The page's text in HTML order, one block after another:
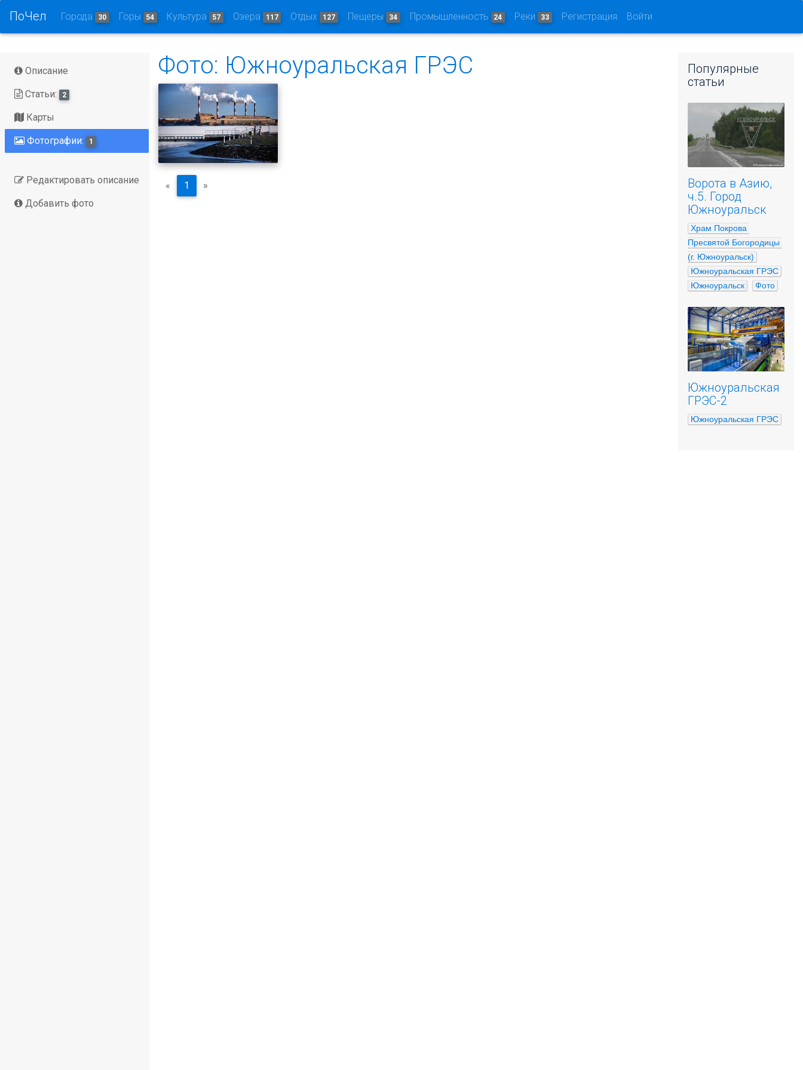
ПоЧел Города 30 Горы 54 Культура 57 Озера 117 Отдых 127 Пещеры 34 Промышленность 24 Реки 33 Регистрация Войти
Описание
Статьи: 2
Карты
Фотографии: 1
Редактировать описание
Добавить фото
Фото: Южноуральская ГРЭС
« 1 »
Популярные
статьи
Ворота в Азию,
ч.5. Город
Южноуральск
Храм Покрова
Пресвятой Богородицы
(г. Южноуральск)
Южноуральская ГРЭС
Южноуральск
Фото
Южноуральская
ГРЭС-2
Южноуральская ГРЭС